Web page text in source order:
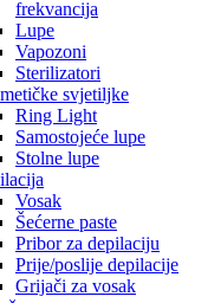
frekvancija
Lupe
Vapozoni
Sterilizatori
svjetiljke
Ring Light
Samostojeće lupe
Stolne lupe
Vosak
Šećerne paste
Pribor za depilaciju
Prije/poslije depilacije
Grijači za vosak